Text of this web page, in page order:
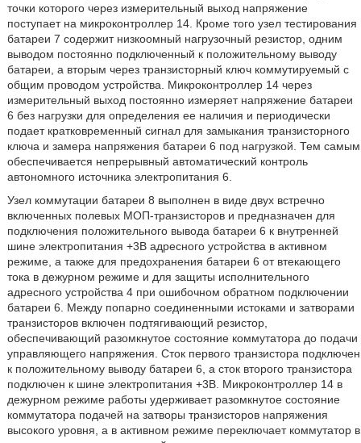
точки которого через измерительный выход напряжение
поступает на микроконтроллер 14. Кроме того узел тестирования
батареи 7 содержит низкоомный нагрузочный резистор, одним
выводом постоянно подключенный к положительному выводу
батареи, а вторым через транзисторный ключ коммутируемый с
общим проводом устройства. Микроконтроллер 14 через
измерительный выход постоянно измеряет напряжение батареи
6 без нагрузки для определения ее наличия и периодически
подает кратковременный сигнал для замыкания транзисторного
ключа и замера напряжения батареи 6 под нагрузкой. Тем самым
обеспечивается непрерывный автоматический контроль
автономного источника электропитания 6.
Узел коммутации батареи 8 выполнен в виде двух встречно
включенных полевых МОП-транзисторов и предназначен для
подключения положительного вывода батареи 6 к внутренней
шине электропитания +3В адресного устройства в активном
режиме, а также для предохранения батареи 6 от втекающего
тока в дежурном режиме и для защиты исполнительного
адресного устройства 4 при ошибочном обратном подключении
батареи 6. Между попарно соединенными истоками и затворами
транзисторов включен подтягивающий резистор,
обеспечивающий разомкнутое состояние коммутатора до подачи
управляющего напряжения. Сток первого транзистора подключен
к положительному выводу батареи 6, а сток второго транзистора
подключен к шине электропитания +3В. Микроконтроллер 14 в
дежурном режиме работы удерживает разомкнутое состояние
коммутатора подачей на затворы транзисторов напряжения
высокого уровня, а в активном режиме переключает коммутатор в